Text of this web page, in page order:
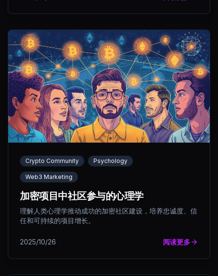
Crypto Community Psychology
Web3 Marketing
加密项目中社区参与的心理学
理解人类心理学推动成功的加密社区建设，培养忠诚度、信
任和可持续的项目增长。
2025/10/26 阅读更多